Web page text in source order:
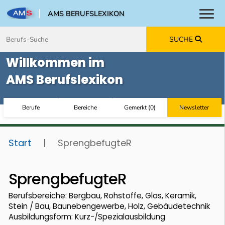
AMS BERUFSLEXIKON
SUCHE
Willkommen im
AMS Berufslexikon
Berufe Bereiche Gemerkt(0) Newsletter
Start | SprengbefugteR
SprengbefugteR
Berufsbereiche: Bergbau, Rohstoffe, Glas, Keramik,
Stein / Bau, Baunebengewerbe, Holz, Gebäudetechnik
Ausbildungsform: Kurz-/Spezialausbildung